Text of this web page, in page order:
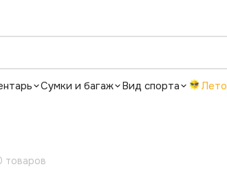
Сумки и багаж Вид спорта Лето
товаров